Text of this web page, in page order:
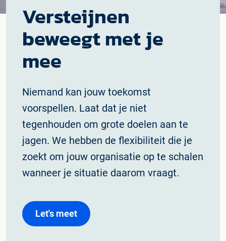
Versteijnen
beweegt met je
mee
Niemand kan jouw toekomst
voorspellen. Laat dat je niet
tegenhouden om grote doelen aan te
jagen. We hebben de flexibiliteit die je
zoekt om jouw organisatie op te schalen
wanneer je situatie daarom vraagt.
Let's meet